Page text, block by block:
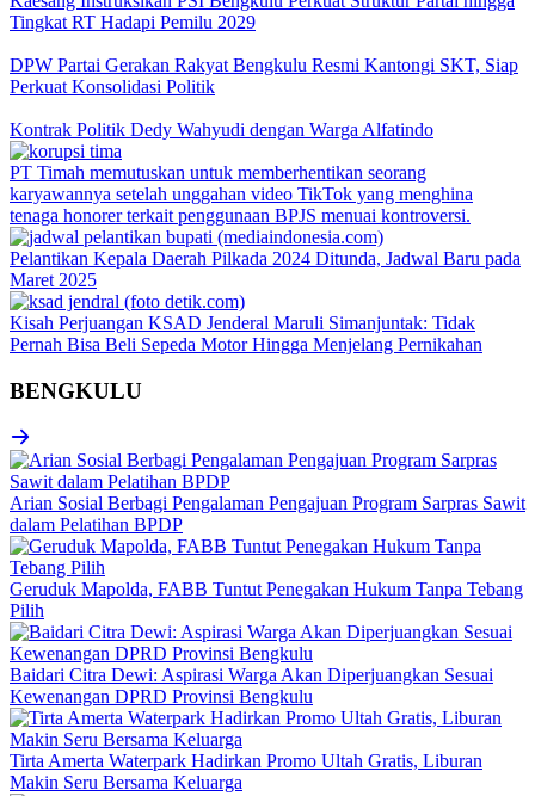
Tingkat RT Hadapi Pemilu 2029
DPW Partai Gerakan Rakyat Bengkulu Resmi Kantongi SKT, Siap
Perkuat Konsolidasi Politik
Kontrak Politik Dedy Wahyudi dengan Warga Alfatindo
PT Timah memutuskan untuk memberhentikan seorang
karyawannya setelah unggahan video TikTok yang menghina
tenaga honorer terkait penggunaan BPJS menuai kontroversi.
Pelantikan Kepala Daerah Pilkada 2024 Ditunda, Jadwal Baru pada
Maret 2025
Kisah Perjuangan KSAD Jenderal Maruli Simanjuntak: Tidak
Pernah Bisa Beli Sepeda Motor Hingga Menjelang Pernikahan
BENGKULU
Arian Sosial Berbagi Pengalaman Pengajuan Program Sarpras Sawit
dalam Pelatihan BPDP
Geruduk Mapolda, FABB Tuntut Penegakan Hukum Tanpa Tebang
Pilih
Baidari Citra Dewi: Aspirasi Warga Akan Diperjuangkan Sesuai
Kewenangan DPRD Provinsi Bengkulu
Tirta Amerta Waterpark Hadirkan Promo Ultah Gratis, Liburan
Makin Seru Bersama Keluarga